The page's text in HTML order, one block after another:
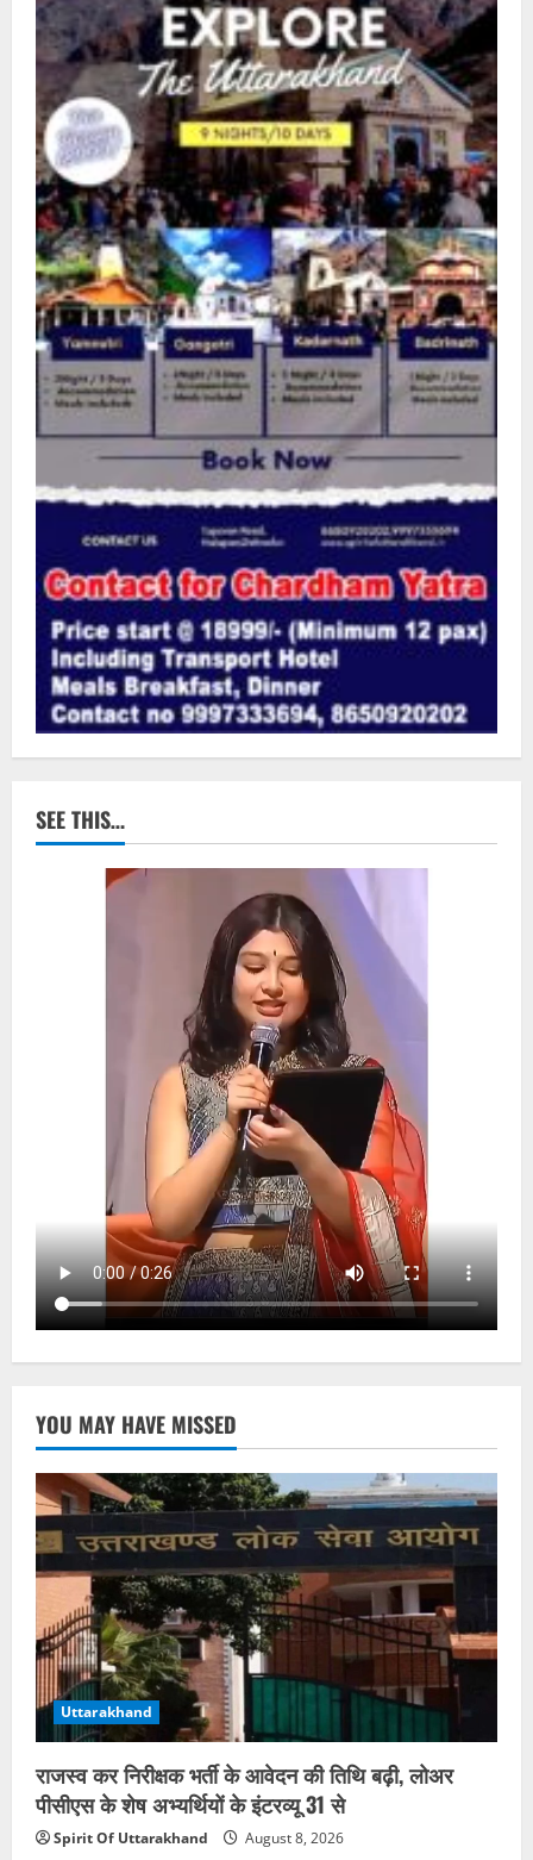
SEE THIS…
YOU MAY HAVE MISSED
Uttarakhand
राजस्व कर निरीक्षक भर्ती के आवेदन की तिथि बढ़ी, लोअर
पीसीएस के शेष अभ्यर्थियों के इंटरव्यू 31 से
Spirit Of Uttarakhand August 8, 2026